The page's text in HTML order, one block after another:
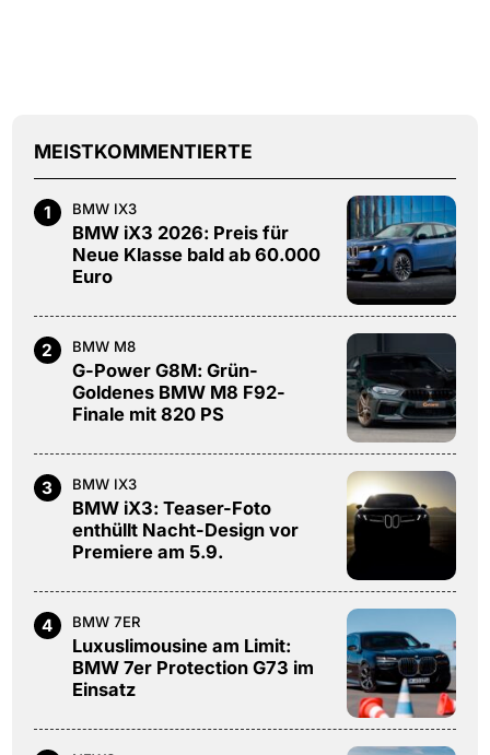
MEISTKOMMENTIERTE
1 BMW IX3
BMW iX3 2026: Preis für
Neue Klasse bald ab 60.000
Euro
2 BMW M8
G-Power G8M: Grün-
Goldenes BMW M8 F92-
Finale mit 820 PS
3 BMW IX3
BMW iX3: Teaser-Foto
enthüllt Nacht-Design vor
Premiere am 5.9.
4 BMW 7ER
Luxuslimousine am Limit:
BMW 7er Protection G73 im
Einsatz